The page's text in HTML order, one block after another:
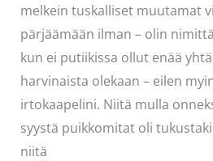
melkein tuskalliset muutamat
pärjäämään ilman – olin
kun ei putiikissa ollut enää
harvinaista olekaan – eilen
irtokaapelini. Niitä mulla
syystä puikkomitat oli
niitä